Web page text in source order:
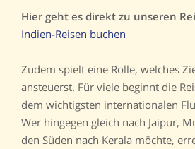
Hier geht es direkt zu unseren
Indien-Reisen buchen
Zudem spielt eine Rolle, welches
ansteuerst. Für viele beginnt die
dem wichtigsten internationalen
Wer hingegen gleich nach Jaipur,
den Süden nach Kerala möchte,